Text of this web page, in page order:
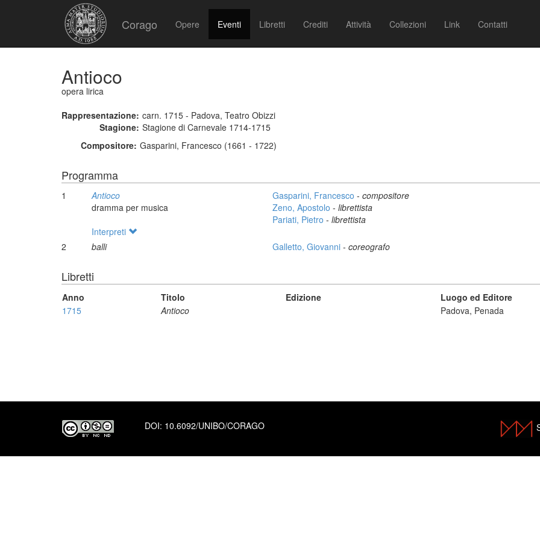
Corago Opere Eventi Libretti Crediti Attività Collezioni Link Contatti
Antioco
opera lirica
Rappresentazione: carn. 1715 - Padova, Teatro Obizzi
Stagione: Stagione di Carnevale 1714-1715
Compositore: Gasparini, Francesco (1661 - 1722)
Programma
1
Antioco
dramma per musica
Gasparini, Francesco - compositore
Zeno, Apostolo - librettista
Pariati, Pietro - librettista
Interpreti
2
balli Galletto, Giovanni - coreografo
Libretti
Anno Titolo Edizione
Luogo ed Editore
1715
Antioco Padova, Penada
DOI: 10.6092/UNIBO/CORAGO